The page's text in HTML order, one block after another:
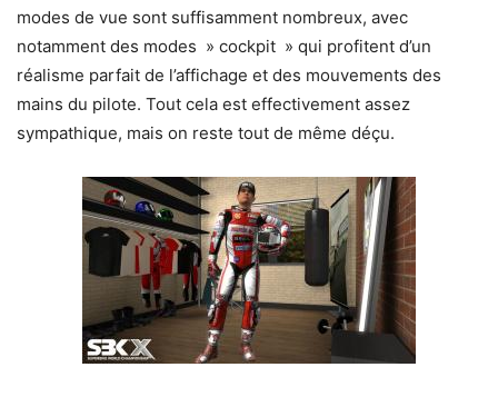
modes de vue sont suffisamment nombreux, avec
notamment des modes » cockpit » qui profitent d’un
réalisme parfait de l’affichage et des mouvements des
mains du pilote. Tout cela est effectivement assez
sympathique, mais on reste tout de même déçu.